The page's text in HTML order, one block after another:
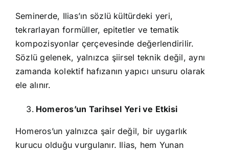
Seminerde, Ilias’ın sözlü kültürdeki yeri,
tekrarlayan formüller, epitetler ve tematik
kompozisyonlar çerçevesinde değerlendirilir.
Sözlü gelenek, yalnızca şiirsel teknik değil, aynı
zamanda kolektif hafızanın yapıcı unsuru olarak
ele alınır.
Homeros’un Tarihsel Yeri ve Etkisi
Homeros’un yalnızca şair değil, bir uygarlık
kurucu olduğu vurgulanır. Ilias, hem Yunan